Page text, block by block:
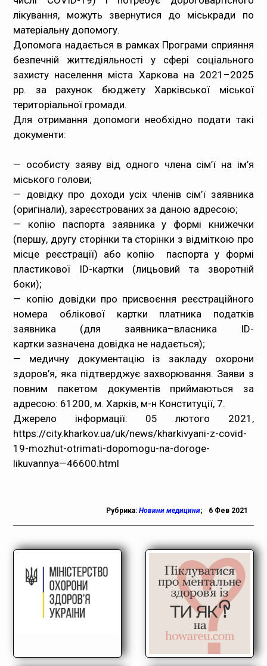
лікування, можуть звернутися до міськради по
матеріальну допомогу.
Допомога надається в рамках Програми сприяння
безпечній життєдіяльності у сфері соціального
захисту населення міста Харкова на 2021–2025
рр. за рахунок бюджету Харківської міської
територіальної громади.
Для отримання допомоги необхідно подати такі
документи:
— особисту заяву від одного члена сім’ї на ім’я
міського голови;
— довідку про доходи усіх членів сім’ї заявника
(оригінали), зареєстрованих за даною адресою;
— копію паспорта заявника у формі книжечки
(першу, другу сторінки та сторінки з відміткою про
місце реєстрації) або копію паспорта у формі
пластикової ID-картки (лицьовий та зворотній
боки);
— копію довідки про присвоєння реєстраційного
номера облікової картки платника податків
заявника (для заявника–власника ID-
картки зазначена довідка не надається);
— медичну документацію із закладу охорони
здоров’я, яка підтверджує захворювання. Заяви з
повним пакетом документів приймаються за
адресою: 61200, м. Харків, м-н Конституції, 7.
Джерело інформації: 05 лютого 2021,
https://city.kharkov.ua/uk/news/kharkivyani-z-covid-
19-mozhut-otrimati-dopomogu-na-doroge-
likuvannya—46600.html
Рубрика: Новини медицини; 6 Фев 2021